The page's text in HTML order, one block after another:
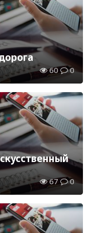
60 0
67 0